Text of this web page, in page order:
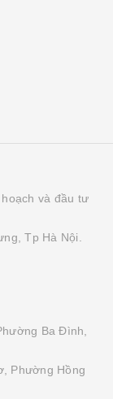
và đầu tư
Tp Hà Nội.
Ba Đình,
Phường Hồng